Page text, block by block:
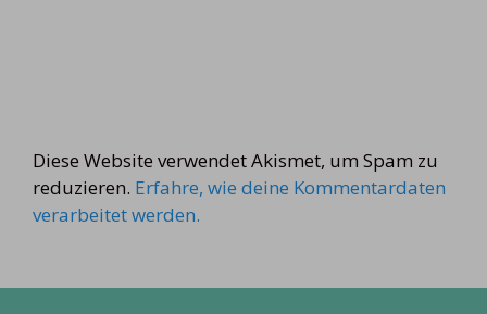
Diese Website verwendet Akismet, um Spam zu
reduzieren. Erfahre, wie deine Kommentardaten
verarbeitet werden.